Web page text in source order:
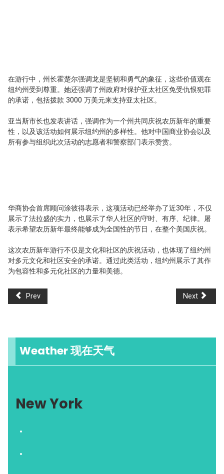
在游行中，州长霍楚尔强调龙是坚韧和勇气的象征，这些价值观在
纽约州受到尊重。她还强调了州政府对保护亚太社区免受仇恨犯罪
的承诺，包括拨款 3000 万美元来支持亚太社区。
亚当斯市长也发表讲话，强调作为一个州共同庆祝农历新年的重要
性，以及该活动如何展示纽约州的多样性。他对中国商业协会以及
所有参与组织此次活动的志愿者和警察部门表示赞赏。
华商协会首席顾问涂彼得表示，这项活动已经举办了近30年，不仅
展示了法拉盛的实力，也展示了华人社区的守时、有序、纪律。屠
表示希望农历新年最终能够成为全国性的节日，在整个美国庆祝。
这次农历新年游行不仅是文化和社区的庆祝活动，也体现了纽约州
对多元文化和社区安全的承诺。通过此类活动，纽约州展示了其作
为包容性和多元化社区的力量和美德。
Prev Next
Weather 现在天气
New York